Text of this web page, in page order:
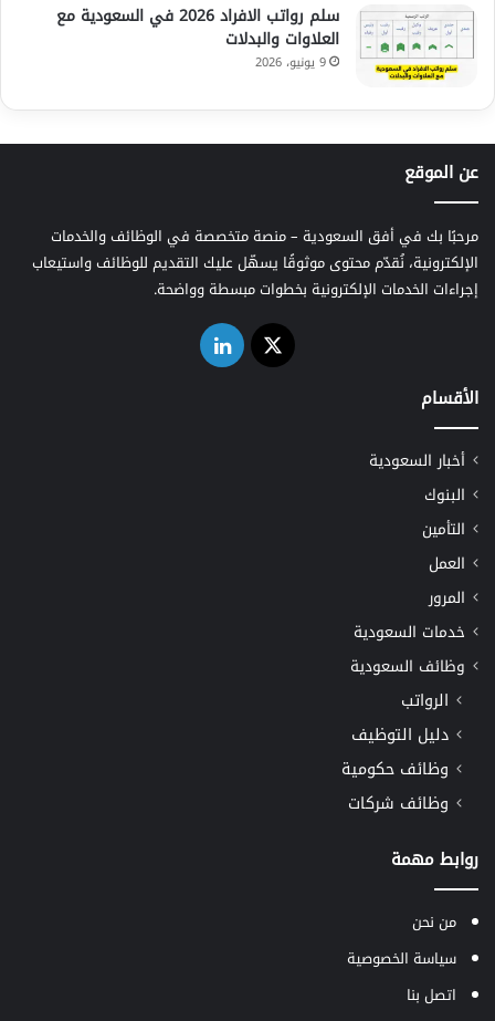
سلم رواتب الافراد 2026 في السعودية مع
العلاوات والبدلات
9 يونيو، 2026
عن الموقع
مرحبًا بك في أفق السعودية – منصة متخصصة في الوظائف والخدمات
الإلكترونية، نُقدّم محتوى موثوقًا يسهّل عليك التقديم للوظائف واستيعاب
إجراءات الخدمات الإلكترونية بخطوات مبسطة وواضحة.
‫X لينكدإن
الأقسام
أخبار السعودية
البنوك
التأمين
العمل
المرور
خدمات السعودية
وظائف السعودية
الرواتب
دليل التوظيف
وظائف حكومية
وظائف شركات
روابط مهمة
من نحن
سياسة الخصوصية
اتصل بنا